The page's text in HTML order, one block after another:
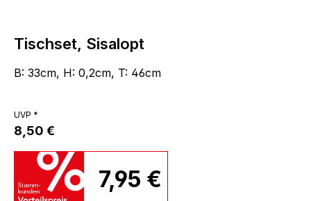
Tischset, Sisalopt
B: 33cm, H: 0,2cm, T: 46cm
UVP *
8,50 €
7,95 €